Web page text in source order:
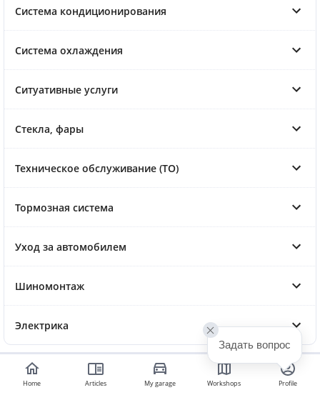
Система кондиционирования
Система охлаждения
Ситуативные услуги
Стекла, фары
Техническое обслуживание (ТО)
Тормозная система
Уход за автомобилем
Шиномонтаж
Электрика
Home Articles My garage Workshops Profile
Задать вопрос